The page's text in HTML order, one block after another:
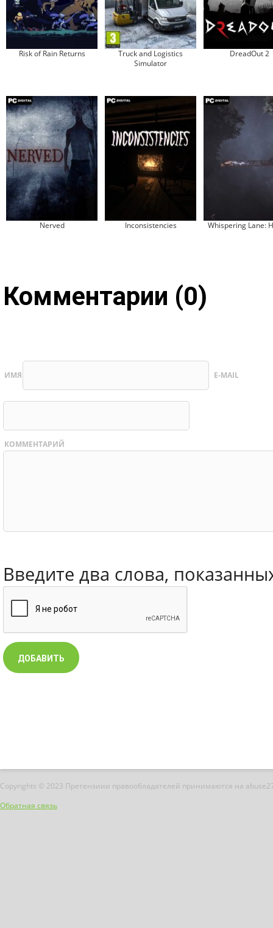
Risk of Rain Returns
Truck and Logistics
Simulator
DreadOut 2
Nerved Inconsistencies Whispering Lane:
Комментарии (0)
ИМЯ E-MAIL
КОММЕНТАРИЙ
Введите два слова,
Copyrights © 2023 Претензиии правообладателей принимаются на
Обратная связь